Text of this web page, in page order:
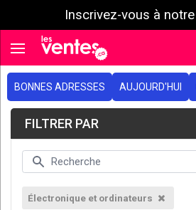
Inscrivez-vous à
Toggle navigation
BONNES ADRESSES AUJOURD'HUI
FILTRER PAR
Électronique et ordinateurs